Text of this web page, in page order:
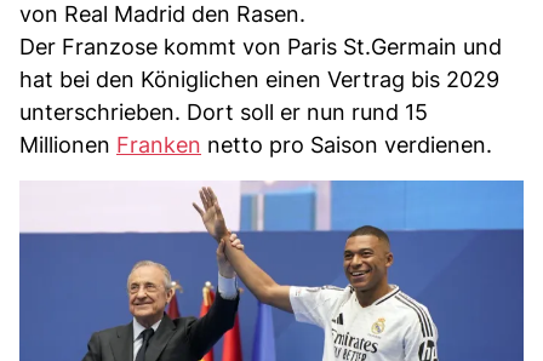
von Real Madrid den Rasen.
Der Franzose kommt von Paris St.Germain und
hat bei den Königlichen einen Vertrag bis 2029
unterschrieben. Dort soll er nun rund 15
Millionen Franken netto pro Saison verdienen.